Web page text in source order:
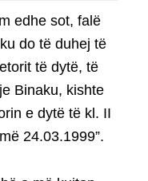
edhe sot, falë
do të duhej të
të dytë, të
Binaku, kishte
e dytë të kl. II
24.03.1999”.